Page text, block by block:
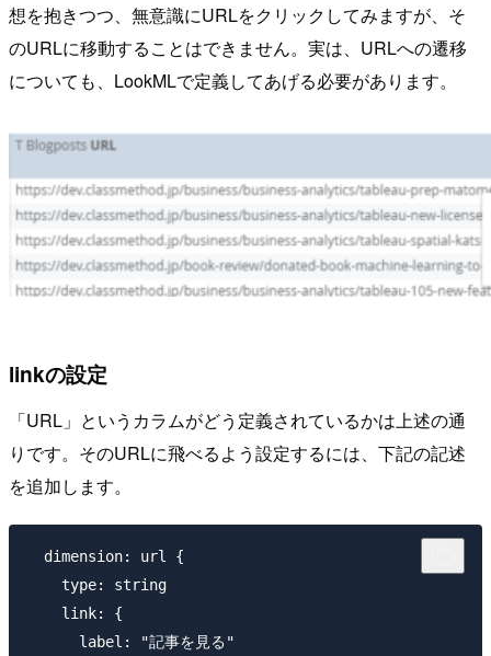
想を抱きつつ、無意識にURLをクリックしてみますが、そ
のURLに移動することはできません。実は、URLへの遷移
についても、LookMLで定義してあげる必要があります。
linkの設定
「URL」というカラムがどう定義されているかは上述の通
りです。そのURLに飛べるよう設定するには、下記の記述
を追加します。
  dimension: url {
    type: string
    link: {
      label: "記事を見る"